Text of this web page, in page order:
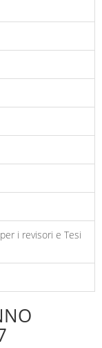
i revisori e Tesi